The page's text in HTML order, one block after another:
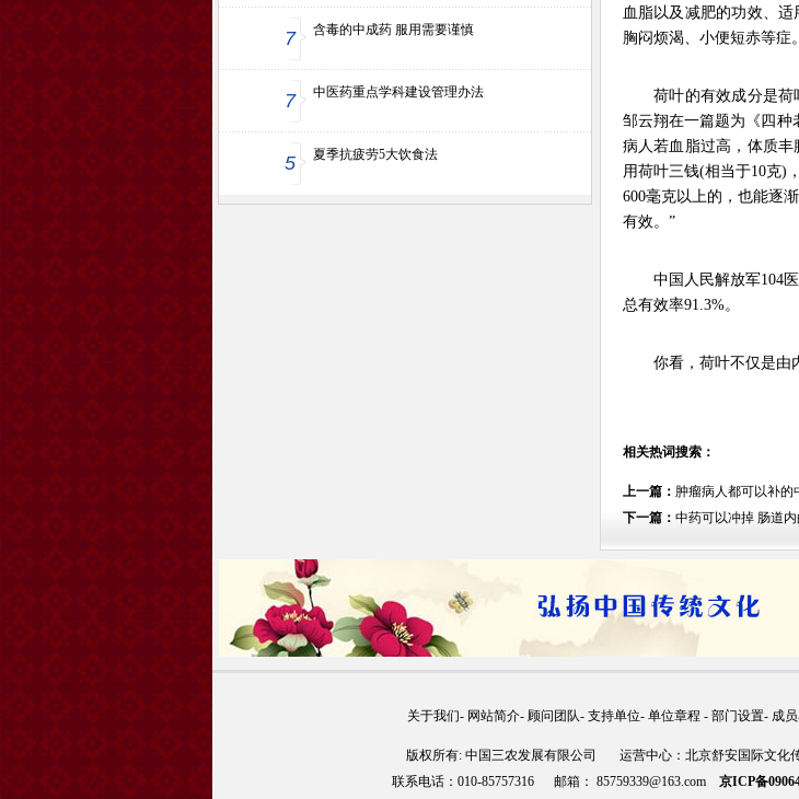
7 含毒的中成药 服用需要谨慎
7 中医药重点学科建设管理办法
5 夏季抗疲劳5大饮食法
血脂以及减肥的功效、
胸闷烦渴、小便短赤等症。
荷叶的有效成分是荷叶
邹云翔在一篇题为《四种
病人若血脂过高，体质
用荷叶三钱(相当于10克)
600毫克以上的，也能逐
有效。”
中国人民解放军104医
总有效率91.3%。
你看，荷叶不仅是由内
相关热词搜索：
上一篇： 肿瘤病人都可以补的
下一篇： 中药可以冲掉 肠道内
关于我们- 网站简介- 顾问团队- 支持单位- 单位章程 - 部门设置- 成
版权所有: 中国三农发展有限公司 运营中心：北京舒安国际文
联系电话：010-85757316 邮箱： 85759339@163.com 京ICP备